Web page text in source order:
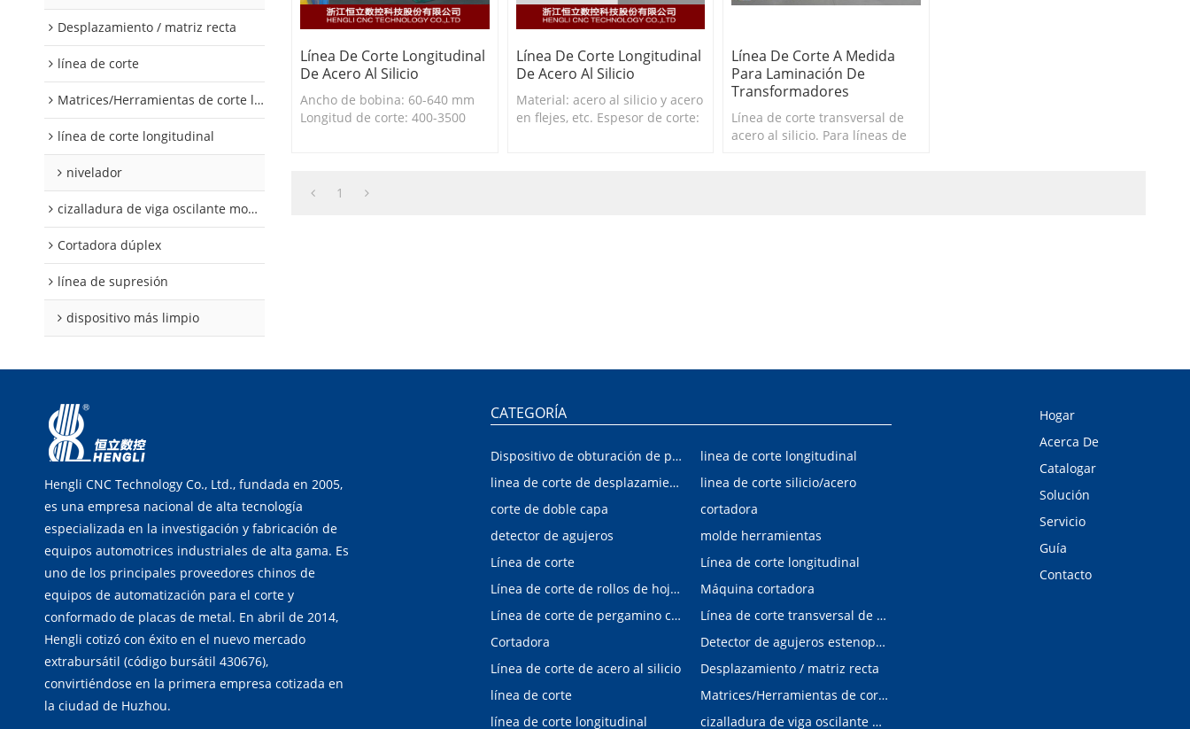
Desplazamiento / matriz recta
línea de corte
Matrices/Herramientas de corte longitudinal
línea de corte longitudinal
nivelador
cizalladura de viga oscilante modular
Cortadora dúplex
línea de supresión
dispositivo más limpio
Línea De Corte Longitudinal
De Acero Al Silicio
Ancho de bobina: 60-640 mm
Longitud de corte: 400-3500
Línea De Corte Longitudinal
De Acero Al Silicio
Material: acero al silicio y acero
en flejes, etc. Espesor de corte:
Línea De Corte A Medida
Para Laminación De
Transformadores
Línea de corte transversal de
acero al silicio. Para líneas de
1
Hengli CNC Technology Co., Ltd., fundada en 2005,
es una empresa nacional de alta tecnología
especializada en la investigación y fabricación de
equipos automotrices industriales de alta gama. Es
uno de los principales proveedores chinos de
equipos de automatización para el corte y
conformado de placas de metal. En abril de 2014,
Hengli cotizó con éxito en el nuevo mercado
extrabursátil (código bursátil 430676),
convirtiéndose en la primera empresa cotizada en
la ciudad de Huzhou.
CATEGORÍA
Dispositivo de obturación de placa interior/exterior de automóvil
linea de corte longitudinal
linea de corte de desplazamiento de hojalata y aluminio
linea de corte silicio/acero
corte de doble capa
cortadora
detector de agujeros
molde herramientas
Línea de corte
Línea de corte longitudinal
Línea de corte de rollos de hojalata y aluminio
Máquina cortadora
Línea de corte de pergamino con control digital
Línea de corte transversal de acero al silicio
Cortadora
Detector de agujeros estenopeicos
Línea de corte de acero al silicio
Desplazamiento / matriz recta
línea de corte
Matrices/Herramientas de corte longitudinal
línea de corte longitudinal
cizalladura de viga oscilante modular
Hogar
Acerca De
Catalogar
Solución
Servicio
Guía
Contacto